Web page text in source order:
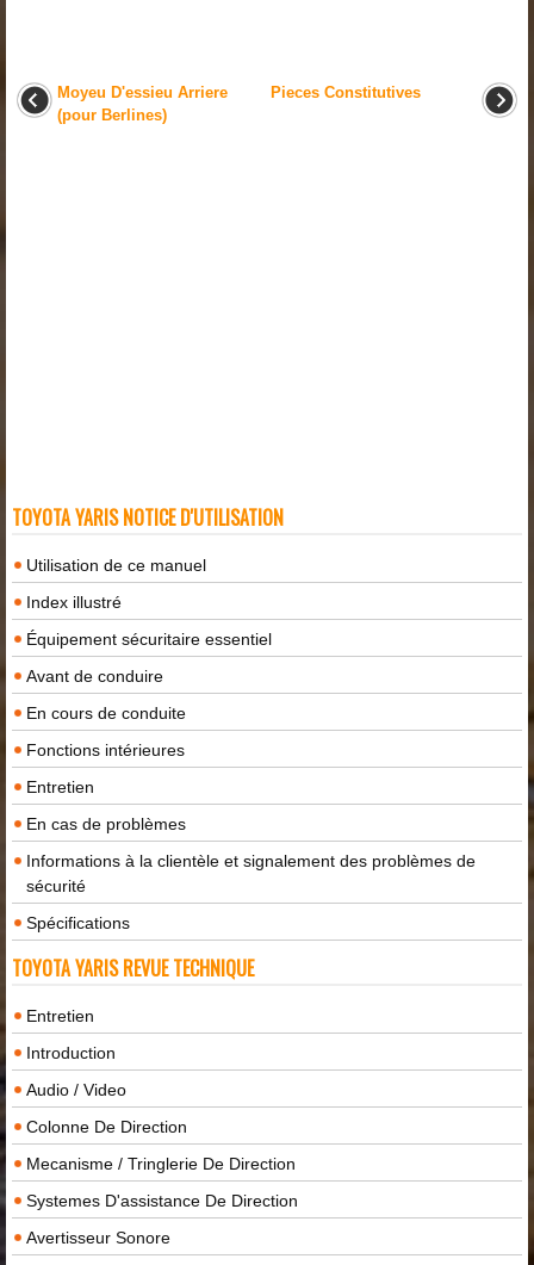
Moyeu D'essieu Arriere
(pour Berlines)
Pieces Constitutives
TOYOTA YARIS NOTICE D'UTILISATION
Utilisation de ce manuel
Index illustré
Équipement sécuritaire essentiel
Avant de conduire
En cours de conduite
Fonctions intérieures
Entretien
En cas de problèmes
Informations à la clientèle et signalement des problèmes de
sécurité
Spécifications
TOYOTA YARIS REVUE TECHNIQUE
Entretien
Introduction
Audio / Video
Colonne De Direction
Mecanisme / Tringlerie De Direction
Systemes D'assistance De Direction
Avertisseur Sonore